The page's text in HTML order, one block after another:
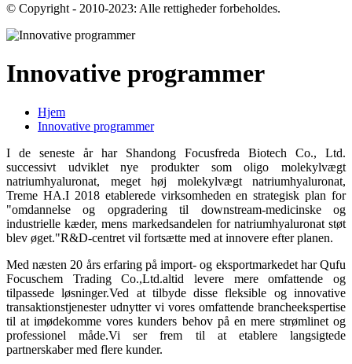
© Copyright - 2010-2023: Alle rettigheder forbeholdes.
Innovative programmer
Hjem
Innovative programmer
I de seneste år har Shandong Focusfreda Biotech Co., Ltd.
successivt udviklet nye produkter som oligo molekylvægt
natriumhyaluronat, meget høj molekylvægt natriumhyaluronat,
Treme HA.I 2018 etablerede virksomheden en strategisk plan for
"omdannelse og opgradering til downstream-medicinske og
industrielle kæder, mens markedsandelen for natriumhyaluronat støt
blev øget."R&D-centret vil fortsætte med at innovere efter planen.
Med næsten 20 års erfaring på import- og eksportmarkedet har Qufu
Focuschem Trading Co.,Ltd.altid levere mere omfattende og
tilpassede løsninger.Ved at tilbyde disse fleksible og innovative
transaktionstjenester udnytter vi vores omfattende brancheekspertise
til at imødekomme vores kunders behov på en mere strømlinet og
professionel måde.Vi ser frem til at etablere langsigtede
partnerskaber med flere kunder.